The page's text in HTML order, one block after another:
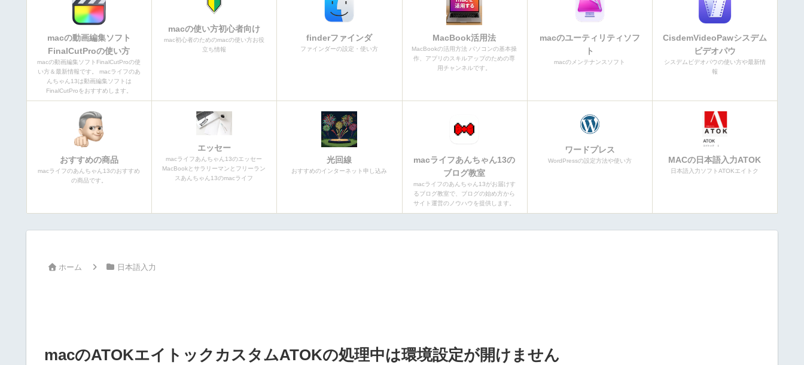
macの動画編集ソフト
FinalCutProの使い方
macの動画編集ソフトFinalCutProの使
い方＆最新情報です。 macライフのあ
んちゃん13は動画編集ソフトは
FinalCutProをおすすめします。
macの使い方初心者向け
mac初心者のためのmacの使い方お役
立ち情報
finderファインダ
ファインダーの設定・使い方
MacBook活用法
MacBookの活用方法 パソコンの基本操
作、アプリのスキルアップのための専
用チャンネルです。
macのユーティリティソフ
ト
macのメンテナンスソフト
CisdemVideoPawシスデム
ビデオパウ
シスデムビデオパウの使い方や最新情
報
おすすめの商品
macライフのあんちゃん13のおすすめ
の商品です。
エッセー
macライフあんちゃん13のエッセー
MacBookとサラリーマンとフリーラン
スあんちゃん13のmacライフ
光回線
おすすめのインターネット申し込み
macライフあんちゃん13の
ブログ教室
macライフのあんちゃん13がお届けす
るブログ教室で、ブログの始め方から
サイト運営のノウハウを提供します。
ワードプレス
WordPressの設定方法や使い方 MACの日本語入力ATOK
日本語入力ソフトATOKエイトク
ホーム 日本語入力
macのATOKエイトックカスタムATOKの処理中は環境設定が開けません